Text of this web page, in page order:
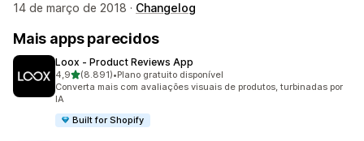
14 de março de 2018 · Changelog
Mais apps parecidos
Loox ‑ Product Reviews App
4,9de 5 estrelas
(8.891)
8891 avaliações ao todo
•Plano gratuito disponível
Converta mais com avaliações visuais de produtos, turbinadas por
IA
Built for Shopify